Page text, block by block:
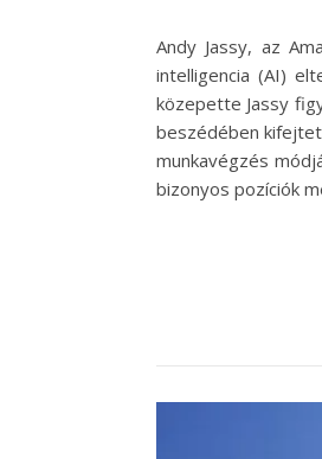
Andy Jassy, az
intelligencia (AI)
közepette Jassy
beszédében
munkavégzés
bizonyos pozíciók